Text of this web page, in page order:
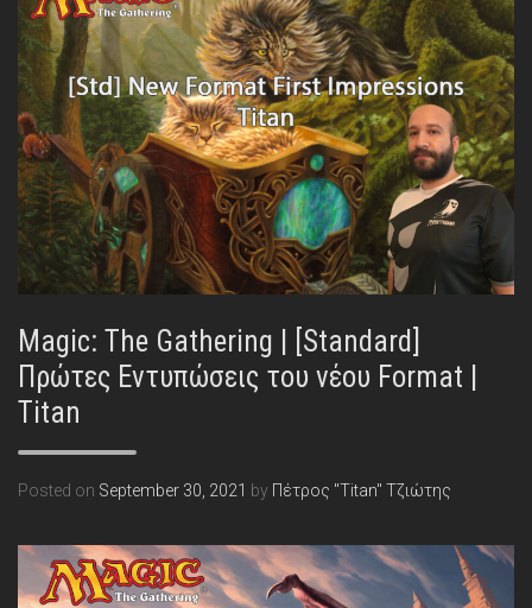
Magic: The Gathering | [Standard]
Πρώτες Εντυπώσεις του νέου Format |
Titan
Posted on September 30, 2021 by Πέτρος "Titan" Τζιώτης